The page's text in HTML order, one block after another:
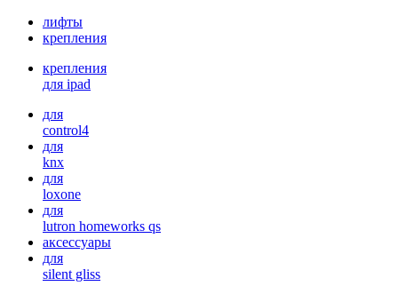
лифты
крепления
крепления
для ipad
для
control4
для
knx
для
loxone
для
lutron homeworks qs
аксессуары
для
silent gliss